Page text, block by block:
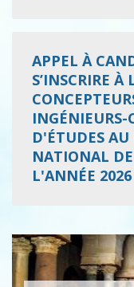
APPEL À
S’INSCRIRE À
INGÉNIEURS-
D'ÉTUDES
NATIONAL
L'ANNÉE 2026